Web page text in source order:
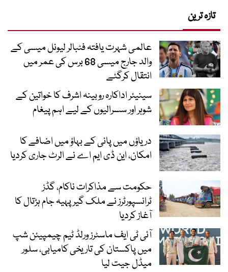
تازہ ترین
عالمی شہرت یافتہ فٹبالر لیونل میسی کے
والد جارج میسی 68 برس کی عمر میں
انتقال کرگئے
سینیئر اداکارہ روبینہ اشرف کا خواتین کے
شوہر اور سسرالیوں کے لیے اہم پیغام
دریاؤں میں پانی کے بہاؤ میں اضافے کا
امکان، این ڈی ایم اے نے الرٹ جاری کردیا
حکومت سے مذاکرات ناکام، گڈز
ٹرانسپورٹرز نے ملک گیر پہیہ جام ہڑتال کا
آغاز کردیا
آئی ٹی ایف ماسٹرز ورلڈ ٹیم چیمپیئن شپ
میں پاکستان کی تاریخی کامیابی، سلور
میڈل جیت لیا